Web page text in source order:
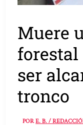
Muere
ser
tronco
PORE. B. /